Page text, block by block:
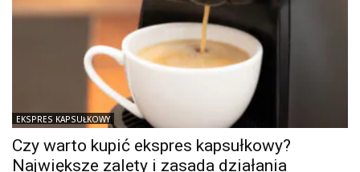
EKSPRES KAPSUŁKOWY
Czy warto kupić ekspres kapsułkowy?
Największe zalety i zasada działania